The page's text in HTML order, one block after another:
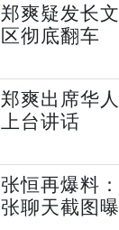
郑爽疑发长
区彻底翻车
郑爽出席华
上台讲话
张恒再爆料
张聊天截图